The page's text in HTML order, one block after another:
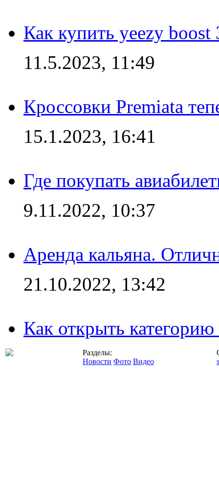
Как купить yeezy boost
11.5.2023, 11:49
Кроссовки Premiata
15.1.2023, 16:41
Где покупать
9.11.2022, 10:37
Аренда кальяна.
21.10.2022, 13:42
Как открыть
Разделы:
Новости Фото Видео